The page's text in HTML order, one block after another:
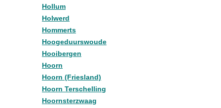
Hollum
Holwerd
Hommerts
Hoogeduurswoude
Hooibergen
Hoorn
Hoorn (Friesland)
Hoorn Terschelling
Hoornsterzwaag